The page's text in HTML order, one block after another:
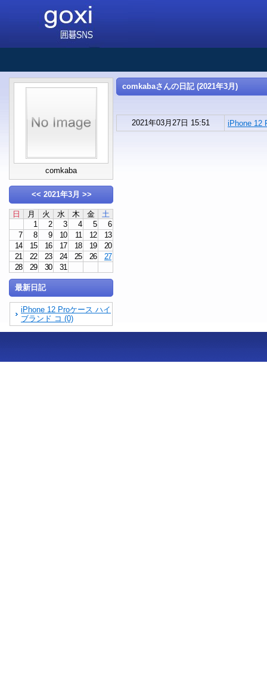
comkaba
<< 2021年3月 >>
日 月 火 水 木 金
土
1
2 3 4 5
6
7
8 9 10 11 12
13
14
15 16 17 18 19
20
21
22 23 24 25 26
27
28
29 30 31
最新日記
iPhone 12 Proケース ハイ
ブランド コ (0)
comkabaさんの日記 (2021年3月)
2021年03月27日 15:51 iPhone 12